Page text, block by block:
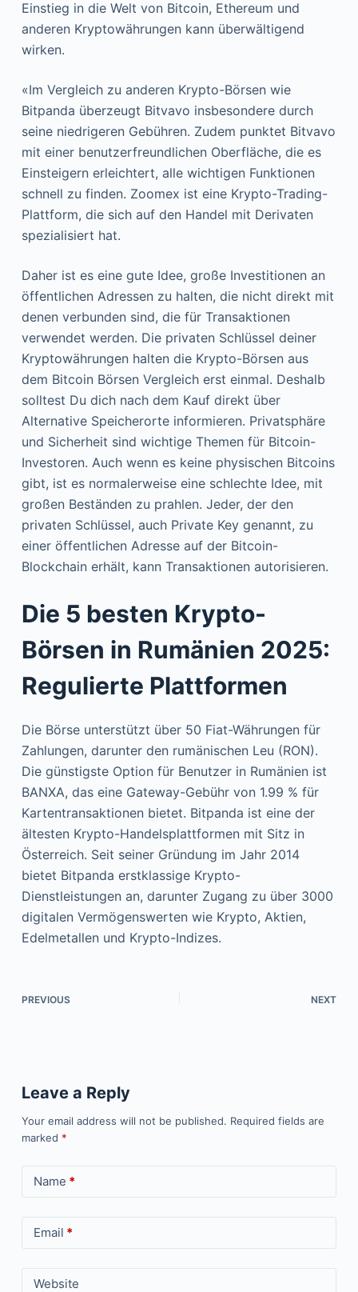
Einstieg in die Welt von Bitcoin, Ethereum und
anderen Kryptowährungen kann überwältigend
wirken.
«Im Vergleich zu anderen Krypto-Börsen wie
Bitpanda überzeugt Bitvavo insbesondere durch
seine niedrigeren Gebühren. Zudem punktet Bitvavo
mit einer benutzerfreundlichen Oberfläche, die es
Einsteigern erleichtert, alle wichtigen Funktionen
schnell zu finden. Zoomex ist eine Krypto-Trading-
Plattform, die sich auf den Handel mit Derivaten
spezialisiert hat.
Daher ist es eine gute Idee, große Investitionen an
öffentlichen Adressen zu halten, die nicht direkt mit
denen verbunden sind, die für Transaktionen
verwendet werden. Die privaten Schlüssel deiner
Kryptowährungen halten die Krypto-Börsen aus
dem Bitcoin Börsen Vergleich erst einmal. Deshalb
solltest Du dich nach dem Kauf direkt über
Alternative Speicherorte informieren. Privatsphäre
und Sicherheit sind wichtige Themen für Bitcoin-
Investoren. Auch wenn es keine physischen Bitcoins
gibt, ist es normalerweise eine schlechte Idee, mit
großen Beständen zu prahlen. Jeder, der den
privaten Schlüssel, auch Private Key genannt, zu
einer öffentlichen Adresse auf der Bitcoin-
Blockchain erhält, kann Transaktionen autorisieren.
Die 5 besten Krypto-
Börsen in Rumänien 2025:
Regulierte Plattformen
Die Börse unterstützt über 50 Fiat-Währungen für
Zahlungen, darunter den rumänischen Leu (RON).
Die günstigste Option für Benutzer in Rumänien ist
BANXA, das eine Gateway-Gebühr von 1.99 % für
Kartentransaktionen bietet. Bitpanda ist eine der
ältesten Krypto-Handelsplattformen mit Sitz in
Österreich. Seit seiner Gründung im Jahr 2014
bietet Bitpanda erstklassige Krypto-
Dienstleistungen an, darunter Zugang zu über 3000
digitalen Vermögenswerten wie Krypto, Aktien,
Edelmetallen und Krypto-Indizes.
PREVIOUS NEXT
Leave a Reply
Your email address will not be published. Required fields are
marked *
Name *
Email *
Website